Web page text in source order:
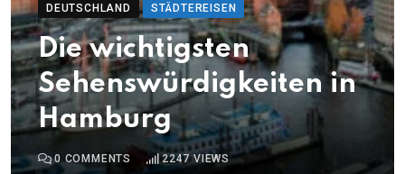
DEUTSCHLAND STÄDTEREISEN
Die wichtigsten
Sehenswürdigkeiten in
Hamburg
0 COMMENTS 2247VIEWS